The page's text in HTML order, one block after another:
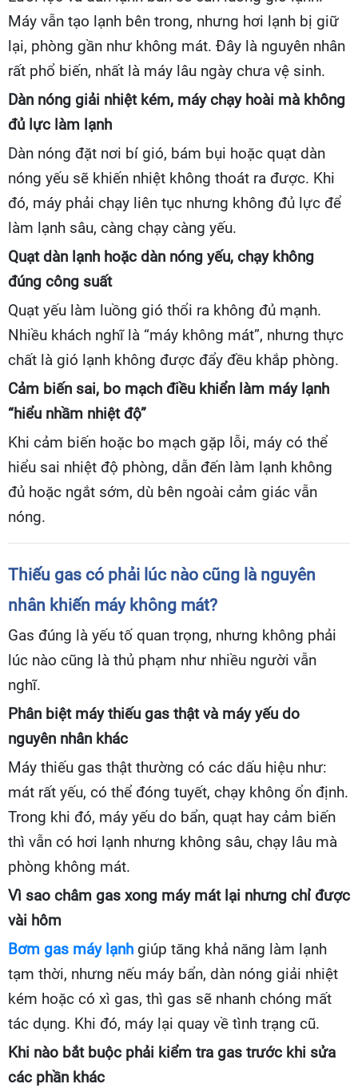
Máy vẫn tạo lạnh bên trong, nhưng hơi lạnh bị giữ
lại, phòng gần như không mát. Đây là nguyên nhân
rất phổ biến, nhất là máy lâu ngày chưa vệ sinh.
Dàn nóng giải nhiệt kém, máy chạy hoài mà không
đủ lực làm lạnh
Dàn nóng đặt nơi bí gió, bám bụi hoặc quạt dàn
nóng yếu sẽ khiến nhiệt không thoát ra được. Khi
đó, máy phải chạy liên tục nhưng không đủ lực để
làm lạnh sâu, càng chạy càng yếu.
Quạt dàn lạnh hoặc dàn nóng yếu, chạy không
đúng công suất
Quạt yếu làm luồng gió thổi ra không đủ mạnh.
Nhiều khách nghĩ là “máy không mát”, nhưng thực
chất là gió lạnh không được đẩy đều khắp phòng.
Cảm biến sai, bo mạch điều khiển làm máy lạnh
“hiểu nhầm nhiệt độ”
Khi cảm biến hoặc bo mạch gặp lỗi, máy có thể
hiểu sai nhiệt độ phòng, dẫn đến làm lạnh không
đủ hoặc ngắt sớm, dù bên ngoài cảm giác vẫn
nóng.
Thiếu gas có phải lúc nào cũng là nguyên
nhân khiến máy không mát?
Gas đúng là yếu tố quan trọng, nhưng không phải
lúc nào cũng là thủ phạm như nhiều người vẫn
nghĩ.
Phân biệt máy thiếu gas thật và máy yếu do
nguyên nhân khác
Máy thiếu gas thật thường có các dấu hiệu như:
mát rất yếu, có thể đóng tuyết, chạy không ổn định.
Trong khi đó, máy yếu do bẩn, quạt hay cảm biến
thì vẫn có hơi lạnh nhưng không sâu, chạy lâu mà
phòng không mát.
Vì sao châm gas xong máy mát lại nhưng chỉ được
vài hôm
Bơm gas máy lạnh giúp tăng khả năng làm lạnh
tạm thời, nhưng nếu máy bẩn, dàn nóng giải nhiệt
kém hoặc có xì gas, thì gas sẽ nhanh chóng mất
tác dụng. Khi đó, máy lại quay về tình trạng cũ.
Khi nào bắt buộc phải kiểm tra gas trước khi sửa
các phần khác